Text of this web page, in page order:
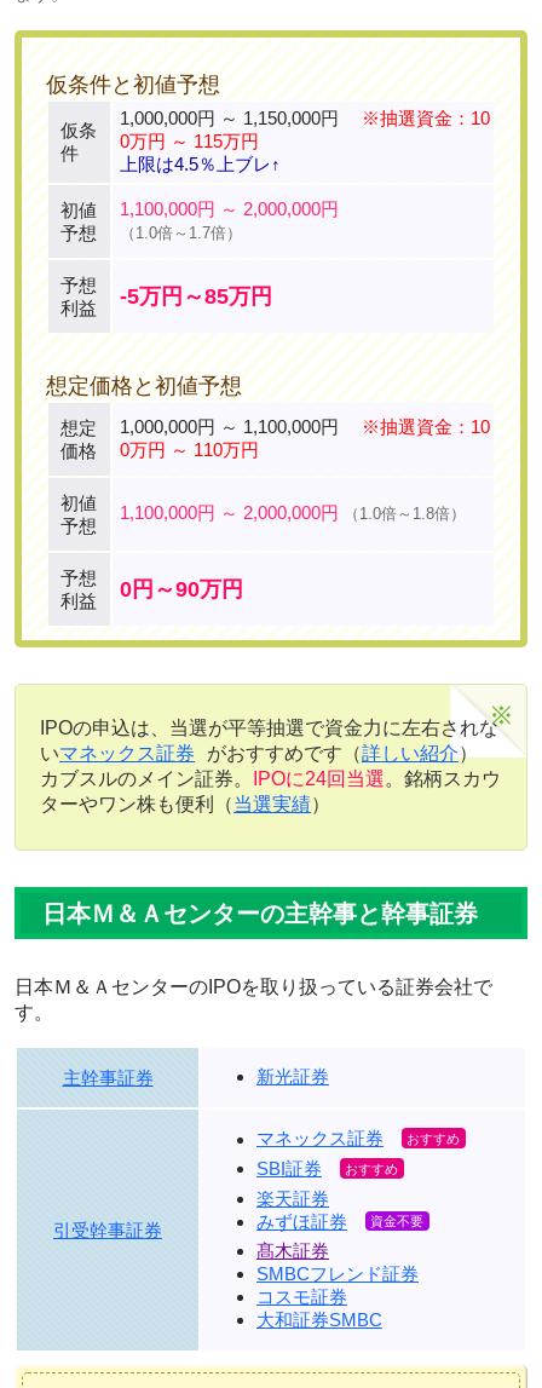
仮条件と初値予想
仮条
件
1,000,000円 ～ 1,150,000円
※抽選資金：10
0万円 ～ 115万円
上限は4.5％上ブレ↑
初値
予想
1,100,000円 ～ 2,000,000円
（1.0倍～1.7倍）
予想
利益
-5万円～85万円
想定価格と初値予想
想定
価格
1,000,000円 ～ 1,100,000円
※抽選資金：10
0万円 ～ 110万円
初値
予想
1,100,000円 ～ 2,000,000円 （1.0倍～1.8倍）
予想
利益
0円～90万円
IPOの申込は、当選が平等抽選で資金力に左右されな
いマネックス証券 がおすすめです（詳しい紹介）
カブスルのメイン証券。
IPOに24回当選。銘柄スカウ
ターやワン株も便利（当選実績）
日本Ｍ＆Ａセンターの主幹事と幹事証券
日本Ｍ＆ＡセンターのIPOを取り扱っている証券会社で
す。
主幹事証券 新光証券
引受幹事証券
マネックス証券
SBI証券
楽天証券
みずほ証券
髙木証券
SMBCフレンド証券
コスモ証券
大和証券SMBC